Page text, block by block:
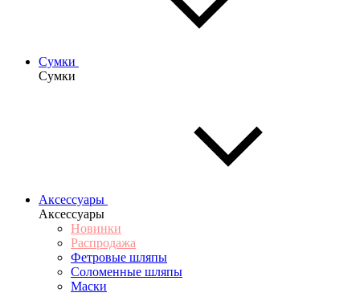
Сумки
Сумки
Аксессуары
Аксессуары
Новинки
Распродажа
Фетровые шляпы
Соломенные шляпы
Маски